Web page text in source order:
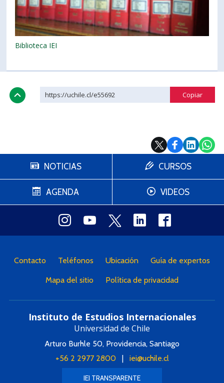
Biblioteca IEI
https://uchile.cl/e55692
NOTICIAS
AGENDA
CURSOS
VIDEOS
Contacto Teléfonos Ubicación Guía de expertos
Mapa del sitio Política de privacidad
Instituto de Estudios Internacionales
Universidad de Chile
Arturo Burhle 50, Providencia, Santiago
+56 2 2977 2800| iei@uchile.cl
IEI TRANSPARENTE